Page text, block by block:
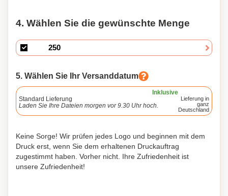
4. Wählen Sie die gewünschte Menge
5. Wählen Sie Ihr Versanddatum
Inklusive
Standard Lieferung
Laden Sie Ihre Dateien morgen vor 9.30 Uhr hoch.
Lieferung in
ganz
Deutschland
Keine Sorge! Wir prüfen jedes Logo und beginnen mit dem
Druck erst, wenn Sie dem erhaltenen Druckauftrag
zugestimmt haben. Vorher nicht. Ihre Zufriedenheit ist
unsere Zufriedenheit!